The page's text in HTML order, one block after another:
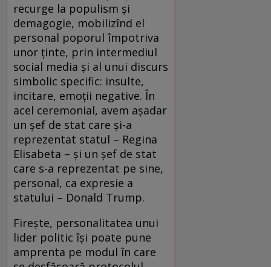
recurge la populism și
demagogie, mobilizînd el
personal poporul împotriva
unor ținte, prin intermediul
social media și al unui discurs
simbolic specific: insulte,
incitare, emoții negative. În
acel ceremonial, avem așadar
un șef de stat care și-a
reprezentat statul – Regina
Elisabeta – și un șef de stat
care s-a reprezentat pe sine,
personal, ca expresie a
statului – Donald Trump.
Firește, personalitatea unui
lider politic își poate pune
amprenta pe modul în care